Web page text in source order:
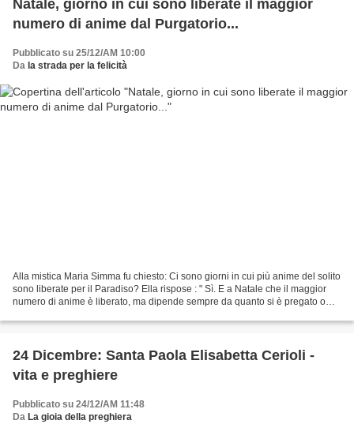
Natale, giorno in cui sono liberate il maggior
numero di anime dal Purgatorio...
Pubblicato su 25/12/AM 10:00
Da la strada per la felicità
Alla mistica Maria Simma fu chiesto: Ci sono giorni in cui più anime del solito
sono liberate per il Paradiso? Ella rispose : " Sì. E a Natale che il maggior
numero di anime è liberato, ma dipende sempre da quanto si è pregato o
24 Dicembre: Santa Paola Elisabetta Cerioli -
vita e preghiere
Pubblicato su 24/12/AM 11:48
Da La gioia della preghiera